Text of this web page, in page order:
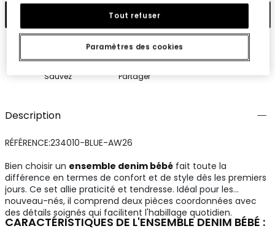
Ajouter
Sauvez Partager
Description
RÉFÉRENCE:234010-BLUE-AW26
Bien choisir un ensemble denim bébéfait toute la
différence en termes de confort et de style dès les premiers
jours. Ce set allie praticité et tendresse. Idéal pour les
nouveau-nés, il comprend deux pièces coordonnées avec
des détails soignés qui facilitent l'habillage quotidien.
CARACTÉRISTIQUES DE L'ENSEMBLE DENIM BÉBÉ :
Paramètres des cookies
Tout refuser